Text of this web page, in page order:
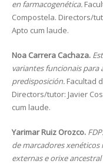
en farmacogenética.
Compostela. Directors/
Apto cum laude.
Noa Carrera Cachaza.
variantes funcionais para
predisposición. Facultad
Directors/tutor: Javier
cum laude.
Yarimar Ruiz Orozco.
de marcadores xenéticos
externas e orixe